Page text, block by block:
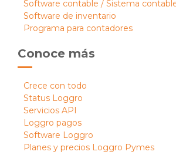
Software contable / Sistema
Software de inventario
Programa para contadores
Conoce más
Crece con todo
Status Loggro
Servicios API
Loggro pagos
Software Loggro
Planes y precios Loggro Pymes